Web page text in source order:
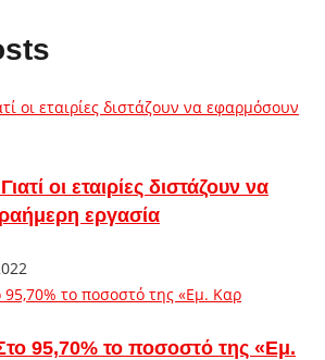
οι εταιρίες διστάζουν να
εργασία
95,70% το ποσοστό της «Εμ.